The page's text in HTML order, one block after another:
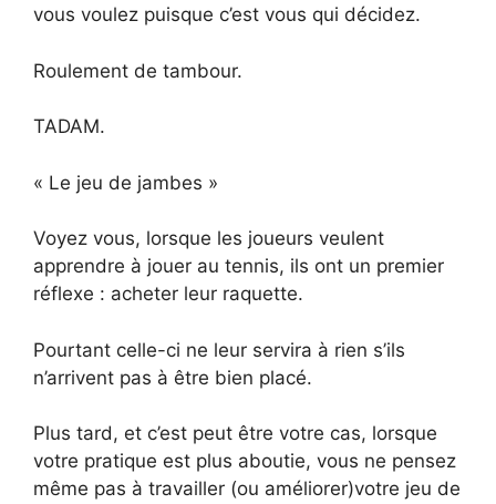
vous voulez puisque c’est vous qui décidez.
Roulement de tambour.
TADAM.
« Le jeu de jambes »
Voyez vous, lorsque les joueurs veulent
apprendre à jouer au tennis, ils ont un premier
réflexe : acheter leur raquette.
Pourtant celle-ci ne leur servira à rien s’ils
n’arrivent pas à être bien placé.
Plus tard, et c’est peut être votre cas, lorsque
votre pratique est plus aboutie, vous ne pensez
même pas à travailler (ou améliorer)votre jeu de